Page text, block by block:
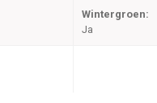
Wintergroen:
Ja